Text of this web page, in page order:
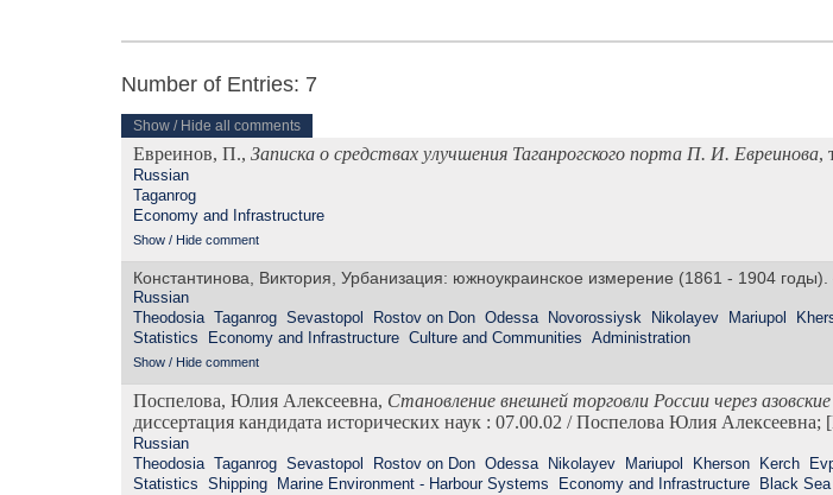
Number of Entries: 7
Show / Hide all comments
Евреинов, П., Записка о средствах улучшения Таганрогского порта П. И. Евреинова,
Russian
Taganrog
Economy and Infrastructure
Show / Hide comment
Константинова, Виктория, Урбанизация: южноукраинское измерение (1861 - 1904
Russian
Theodosia Taganrog Sevastopol Rostov on Don Odessa Novorossiysk Nikolayev Mariupol
Statistics
Economy and Infrastructure Culture and Communities Administration
Show / Hide comment
Поспелова, Юлия Алексеевна, Становление внешней торговли России через
диссертация кандидата исторических наук : 07.00.02 / Поспелова Юлия
Russian
Theodosia Taganrog Sevastopol Rostov on Don Odessa Nikolayev Mariupol Kherson Kerch
Statistics Shipping Marine Environment - Harbour Systems Economy and Infrastructure Black